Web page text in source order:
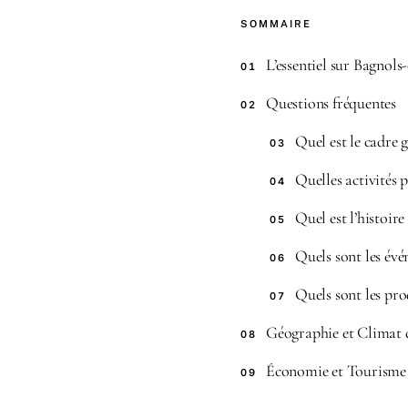
SOMMAIRE
01 L’essentiel sur
02 Questions fréquentes
03 Quel est le cadre
04 Quelles activités
05 Quel est
06 Quels sont les
07 Quels sont les
08 Géographie et Climat
09 Économie et